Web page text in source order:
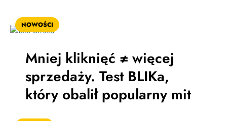
NOWOŚCI
Mniej kliknięć ≠ więcej
sprzedaży. Test BLIKa,
który obalił popularny mit